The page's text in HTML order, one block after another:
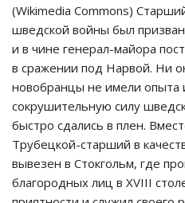
(Wikimedia Commons)
шведской войны был
и в чине генерал-майора
в сражении под Нарвой. Ни
новобранцы не имели опыта
сокрушительную силу
быстро сдались в плен.
Трубецкой-старший в
вывезен в Стокгольм, где
благородных лиц в XVIII